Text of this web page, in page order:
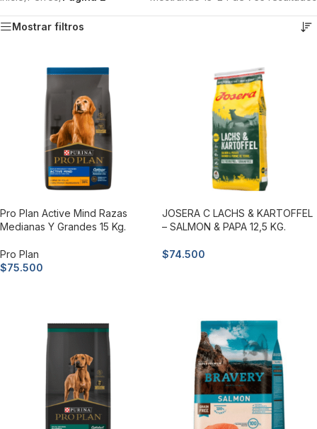
Mostrar filtros
Pro Plan Active Mind Razas
Medianas Y Grandes 15 Kg.
Pro Plan
$75.500
JOSERA C LACHS & KARTOFFEL
– SALMON & PAPA 12,5 KG.
$74.500